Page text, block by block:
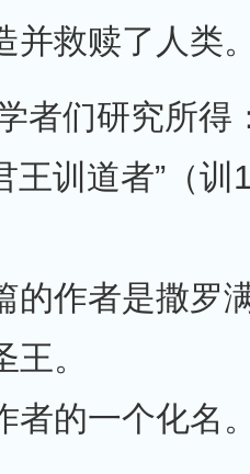
并救赎了人类
者们研究所得
王训道者”（训
的作者是撒罗
。
者的一个化名